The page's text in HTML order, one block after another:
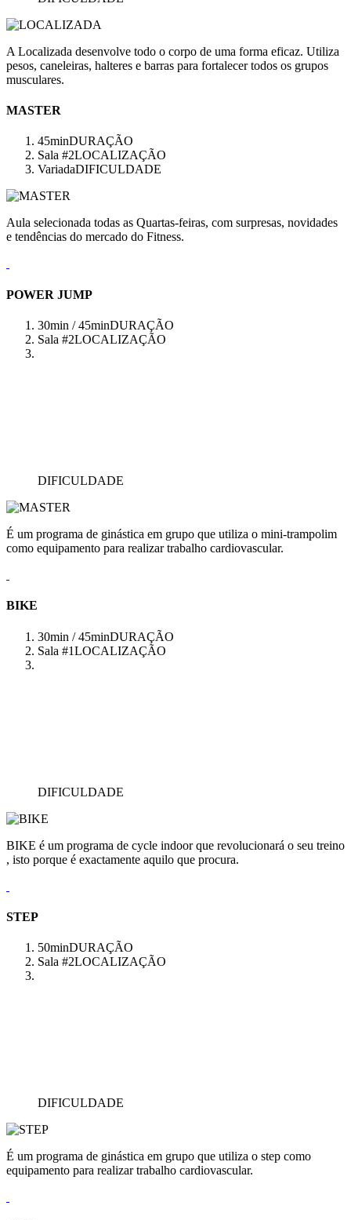
A Localizada desenvolve todo o corpo de uma forma eficaz. Utiliza
pesos, caneleiras, halteres e barras para fortalecer todos os grupos
musculares.
MASTER
45minDURAÇÃO
Sala #2LOCALIZAÇÃO
VariadaDIFICULDADE
Aula selecionada todas as Quartas-feiras, com surpresas, novidades
e tendências do mercado do Fitness.
POWER JUMP
30min / 45minDURAÇÃO
Sala #2LOCALIZAÇÃO
DIFICULDADE
É um programa de ginástica em grupo que utiliza o mini-trampolim
como equipamento para realizar trabalho cardiovascular.
BIKE
30min / 45minDURAÇÃO
Sala #1LOCALIZAÇÃO
DIFICULDADE
BIKE é um programa de cycle indoor que revolucionará o seu treino
, isto porque é exactamente aquilo que procura.
STEP
50minDURAÇÃO
Sala #2LOCALIZAÇÃO
DIFICULDADE
É um programa de ginástica em grupo que utiliza o step como
equipamento para realizar trabalho cardiovascular.